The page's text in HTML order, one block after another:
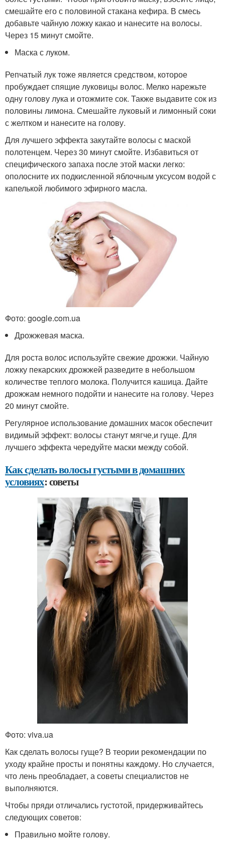
смешайте его с половиной стакана кефира. В смесь
добавьте чайную ложку какао и нанесите на волосы.
Через 15 минут смойте.
Маска с луком.
Репчатый лук тоже является средством, которое
пробуждает спящие луковицы волос. Мелко нарежьте
одну голову лука и отожмите сок. Также выдавите сок из
половины лимона. Смешайте луковый и лимонный соки
с желтком и нанесите на голову.
Для лучшего эффекта закутайте волосы с маской
полотенцем. Через 30 минут смойте. Избавиться от
специфического запаха после этой маски легко:
ополосните их подкисленной яблочным уксусом водой с
капелькой любимого эфирного масла.
Фото: google.com.ua
Дрожжевая маска.
Для роста волос используйте свежие дрожжи. Чайную
ложку пекарских дрожжей разведите в небольшом
количестве теплого молока. Получится кашица. Дайте
дрожжам немного подойти и нанесите на голову. Через
20 минут смойте.
Регулярное использование домашних масок обеспечит
видимый эффект: волосы станут мягче,и гуще. Для
лучшего эффекта чередуйте маски между собой.
Как сделать волосы густыми в домашних
условиях: советы
Фото: viva.ua
Как сделать волосы гуще? В теории рекомендации по
уходу крайне просты и понятны каждому. Но случается,
что лень преобладает, а советы специалистов не
выполняются.
Чтобы пряди отличались густотой, придерживайтесь
следующих советов:
Правильно мойте голову.